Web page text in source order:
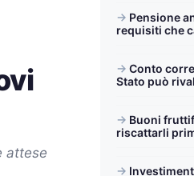
attese
Pensione
requisiti che
Conto
Stato può
Buoni
riscattarli